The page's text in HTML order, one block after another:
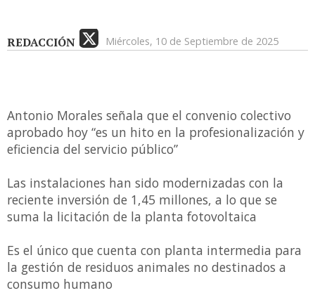
REDACCIÓN Miércoles, 10 de Septiembre de 2025
Antonio Morales señala que el convenio colectivo
aprobado hoy “es un hito en la profesionalización y
eficiencia del servicio público”
Las instalaciones han sido modernizadas con la
reciente inversión de 1,45 millones, a lo que se
suma la licitación de la planta fotovoltaica
Es el único que cuenta con planta intermedia para
la gestión de residuos animales no destinados a
consumo humano